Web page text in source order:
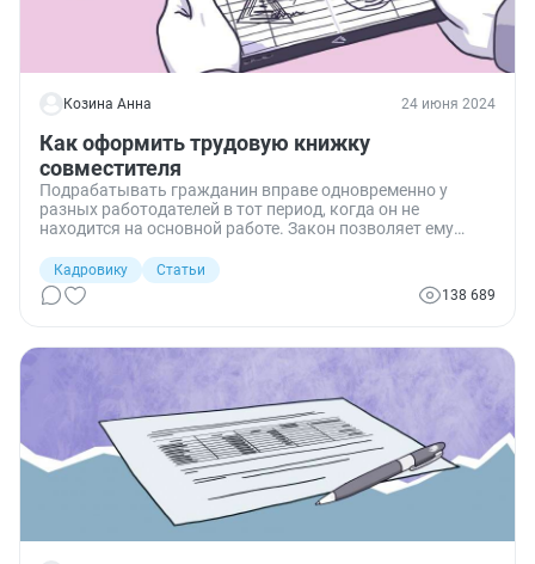
Козина Анна 24 июня 2024
Как оформить трудовую книжку
совместителя
Подрабатывать гражданин вправе одновременно у
разных работодателей в тот период, когда он не
находится на основной работе. Закон позволяет ему
пожелает. В помощь кадровикам я решила разобраться,
как правильно ее оформить, на конкретных примерах.
Кадровику
Статьи
138 689